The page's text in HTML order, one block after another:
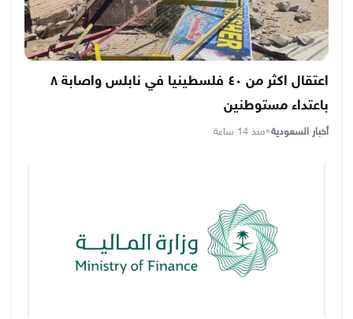
اعتقال اكثر من ٤٠ فلسطينيا في نابلس واصابة ٨
باعتداء مستوطنين
أخبار السعودية•منذ 14 ساعة